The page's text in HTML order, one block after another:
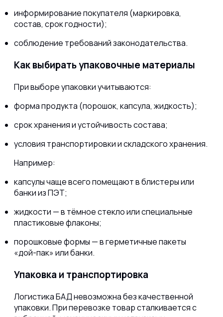
информирование покупателя (маркировка,
состав, срок годности);
соблюдение требований законодательства.
Как выбирать упаковочные материалы
При выборе упаковки учитываются:
форма продукта (порошок, капсула, жидкость);
срок хранения и устойчивость состава;
условия транспортировки и складского хранения.
Например:
капсулы чаще всего помещают в блистеры или
банки из ПЭТ;
жидкости — в тёмное стекло или специальные
пластиковые флаконы;
порошковые формы — в герметичные пакеты
«дой-пак» или банки.
Упаковка и транспортировка
Логистика БАД невозможна без качественной
упаковки. При перевозке товар сталкивается с